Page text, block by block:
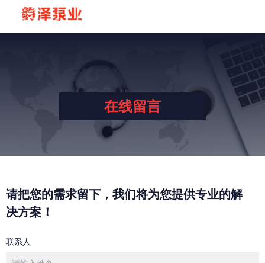
在线留言
请把您的需求留下，我们将为您提供专业的解
决方案！
Please leave your needs and we will provide you with professional
联系人